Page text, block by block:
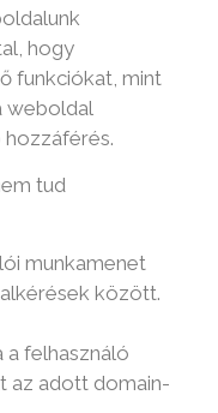
hogy
funkciókat, mint
weboldal
tud
munkamenet
között.
felhasználó
az adott domain-